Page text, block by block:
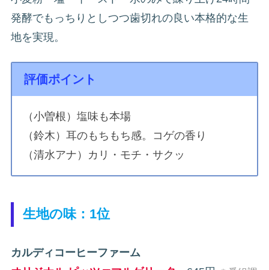
発酵でもっちりとしつつ歯切れの良い本格的な生
地を実現。
評価ポイント
（小曽根）塩味も本場
（鈴木）耳のもちもち感。コゲの香り
（清水アナ）カリ・モチ・サクッ
生地の味：1位
カルディコーヒーファーム